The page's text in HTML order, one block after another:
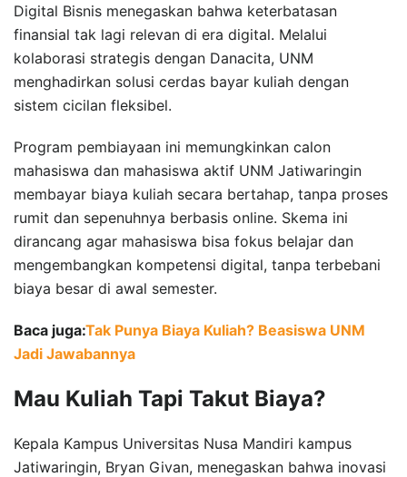
Digital Bisnis menegaskan bahwa keterbatasan
finansial tak lagi relevan di era digital. Melalui
kolaborasi strategis dengan Danacita, UNM
menghadirkan solusi cerdas bayar kuliah dengan
sistem cicilan fleksibel.
Program pembiayaan ini memungkinkan calon
mahasiswa dan mahasiswa aktif UNM Jatiwaringin
membayar biaya kuliah secara bertahap, tanpa proses
rumit dan sepenuhnya berbasis online. Skema ini
dirancang agar mahasiswa bisa fokus belajar dan
mengembangkan kompetensi digital, tanpa terbebani
biaya besar di awal semester.
Baca juga:Tak Punya Biaya Kuliah? Beasiswa UNM
Jadi Jawabannya
Mau Kuliah Tapi Takut Biaya?
Kepala Kampus Universitas Nusa Mandiri kampus
Jatiwaringin, Bryan Givan, menegaskan bahwa inovasi